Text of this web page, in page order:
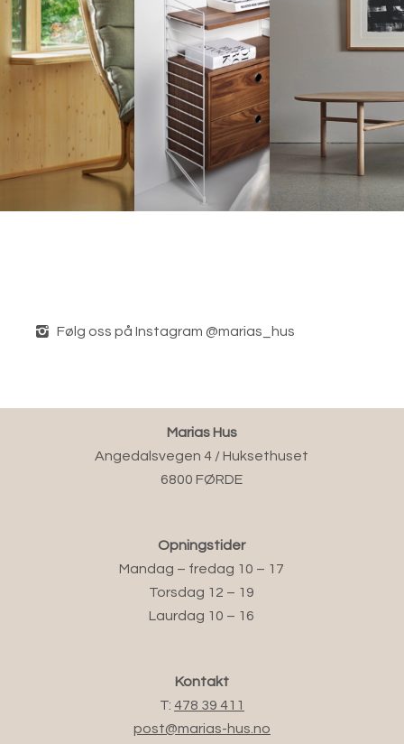
Følg oss på Instagram @marias_hus
Marias Hus
Angedalsvegen 4 / Huksethuset
6800 FØRDE
Opningstider
Mandag – fredag 10 – 17
Torsdag 12 – 19
Laurdag 10 – 16
Kontakt
T: 478 39 411
post@marias-hus.no